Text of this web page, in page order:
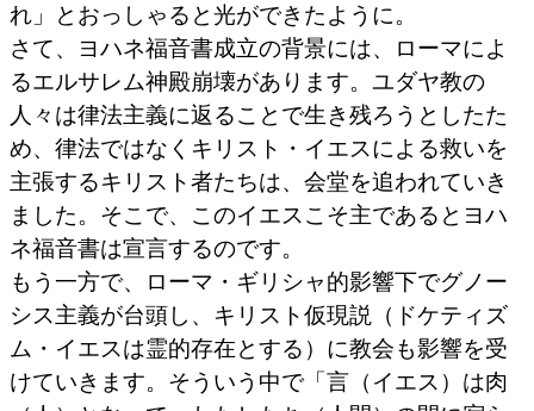
れ」とおっしゃると光ができたように。
さて、ヨハネ福音書成立の背景には、ローマによ
るエルサレム神殿崩壊があります。ユダヤ教の
人々は律法主義に返ることで生き残ろうとしたた
め、律法ではなくキリスト・イエスによる救いを
主張するキリスト者たちは、会堂を追われていき
ました。そこで、このイエスこそ主であるとヨハ
ネ福音書は宣言するのです。
もう一方で、ローマ・ギリシャ的影響下でグノー
シス主義が台頭し、キリスト仮現説（ドケティズ
ム・イエスは霊的存在とする）に教会も影響を受
けていきます。そういう中で「言（イエス）は肉